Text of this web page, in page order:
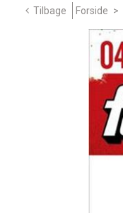
Tilbage Forside >